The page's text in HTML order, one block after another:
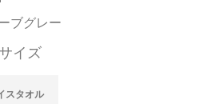
問い合わせ
ブグレー
サイズ
スタオル